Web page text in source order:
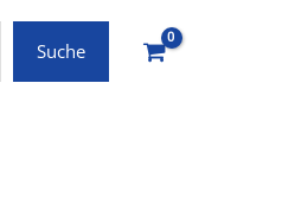
Suche